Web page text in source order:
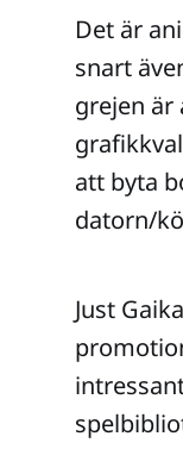
Det är
snart
grejen är
att byta
datorn/
Just